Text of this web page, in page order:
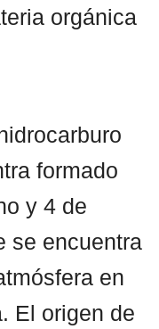
orgánica
formado
y 4 de
se encuentra
en
El origen de